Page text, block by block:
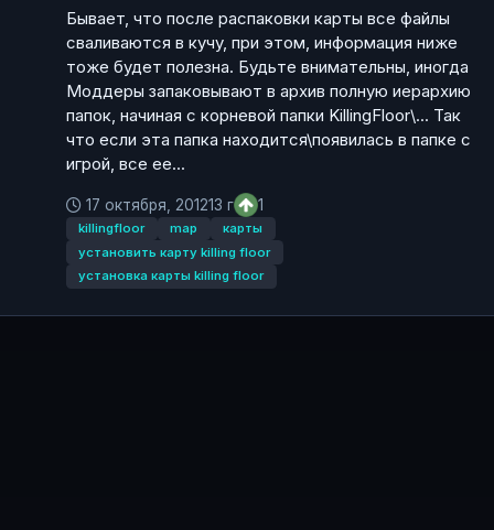
Бывает, что после распаковки карты все файлы
сваливаются в кучу, при этом, информация ниже
тоже будет полезна. Будьте внимательны, иногда
Моддеры запаковывают в архив полную иерархию
папок, начиная с корневой папки KillingFloor\... Так
что если эта папка находится\появилась в папке с
игрой, все ее...
17 октября, 201213 г 1
killingfloor map
карты
установить карту killing floor
установка карты killing floor